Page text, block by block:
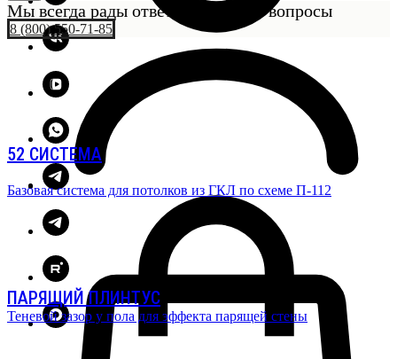
Мы всегда рады ответить на ваши вопросы
8 (800) 550-71-85
52 СИСТЕМА
Базовая система для потолков из ГКЛ по схеме П-112
ПАРЯЩИЙ ПЛИНТУС
Теневой зазор у пола для эффекта парящей стены